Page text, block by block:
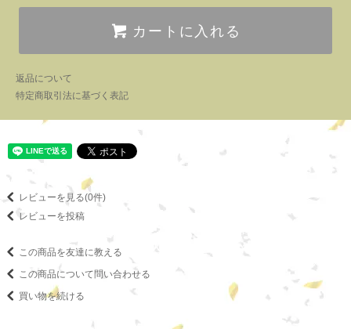
カートに入れる
返品について
特定商取引法に基づく表記
レビューを見る(0件)
レビューを投稿
この商品を友達に教える
この商品について問い合わせる
買い物を続ける